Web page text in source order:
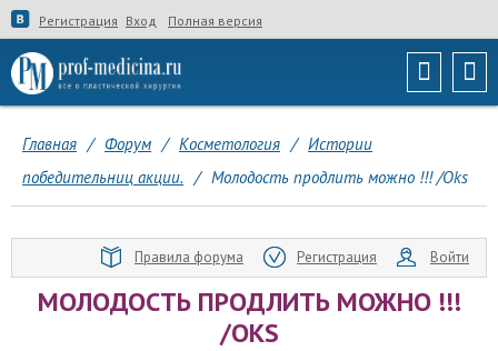
Регистрация Вход Полная версия
Главная / Форум / Косметология / Истории
победительниц акции. / Молодость продлить можно !!! /Oks
Правила форума Регистрация Войти
МОЛОДОСТЬ ПРОДЛИТЬ МОЖНО !!!
/OKS